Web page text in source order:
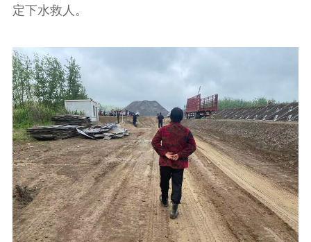
电影创作 电影市场
机关党建
党建要闻 学习在线
文化人才
紫金人才 职称评审
数据资源
公共服务
定下水救人。